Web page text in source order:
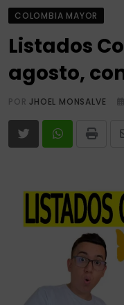
COLOMBIA MAYOR
Listados
agosto,
PORJHOEL MONSALVE
Print